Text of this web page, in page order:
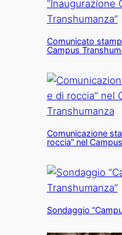
Comunicato
Campus
Comunicazione
roccia” nel
Sondaggio